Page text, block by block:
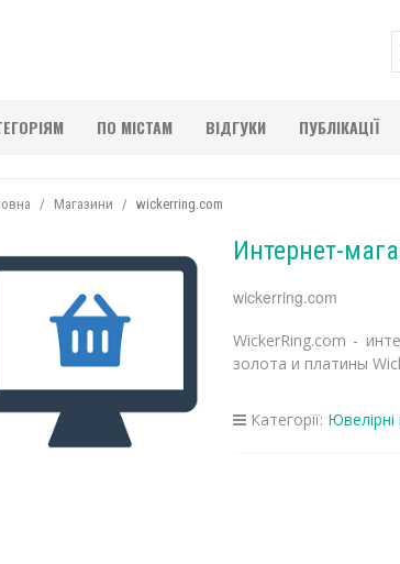
ПО МІСТАМ ВІДГУКИ ПУБЛІКАЦІЇ
Магазини wickerring.com
Интернет-
wickerring.com
WickerRing.com -
золота и платины
Категорії: